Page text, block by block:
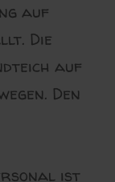
auf
Die
auf
Den
ist